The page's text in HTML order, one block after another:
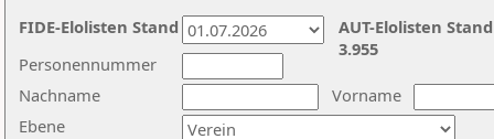
Nachname
Vorname
Ebene
Personennummer
AUT-Elolisten
3.955
FIDE-Elolisten Stand